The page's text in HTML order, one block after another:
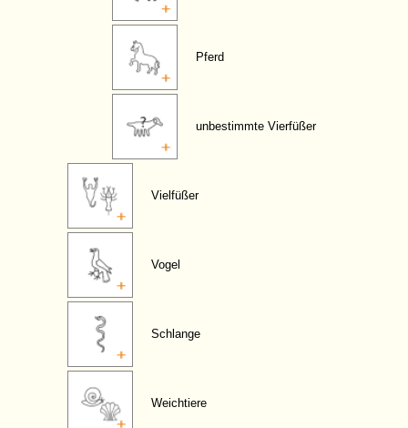
Pferd
unbestimmte Vierfüßer
Vielfüßer
Vogel
Schlange
Weichtiere